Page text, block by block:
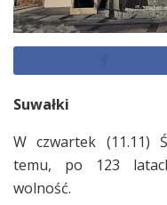
Suwałki
W czwartek (11.11)
temu, po 123
wolność.